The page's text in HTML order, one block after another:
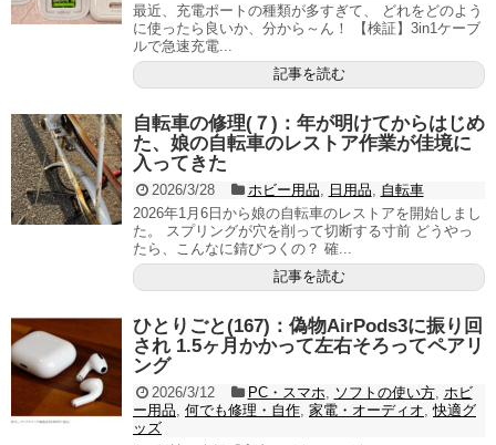
最近、充電ポートの種類が多すぎて、 どれをどのよう
に使ったら良いか、分から～ん！ 【検証】3in1ケーブ
ルで急速充電...
記事を読む
自転車の修理(７)：年が明けてからはじめ
た、娘の自転車のレストア作業が佳境に
入ってきた
2026/3/28 ホビー用品 日用品
自転車
2026年1月6日から娘の自転車のレストアを開始しまし
た。 スプリングが穴を削って切断する寸前 どうやっ
たら、こんなに錆びつくの？ 確...
記事を読む
ひとりごと(167)：偽物AirPods3に振り回
され 1.5ヶ月かかって左右そろってペアリ
ング
2026/3/12 PC・スマホ ソフトの使い方, ホビ
ー用品 何でも修理・自作 家電・オーディオ ,快適グ
ッズ